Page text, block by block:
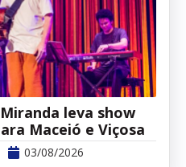
leva show
Maceió e Viçosa
03/08/2026